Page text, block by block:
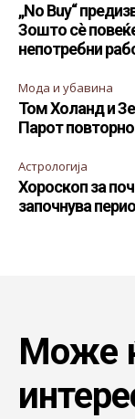
„No Buy“
Зошто сè
непотребни
Мода и убавина
Том Холанд и
Парот
Астрологија
Хороскоп за
започнува
Може